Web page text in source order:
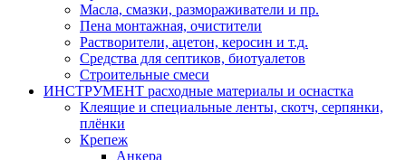
Масла, смазки, размораживатели и пр.
Пена монтажная, очистители
Растворители, ацетон, керосин и т.д.
Средства для септиков, биотуалетов
Строительные смеси
ИНСТРУМЕНТ расходные материалы и оснастка
Клеящие и специальные ленты, скотч, серпянки,
плёнки
Крепеж
Анкера